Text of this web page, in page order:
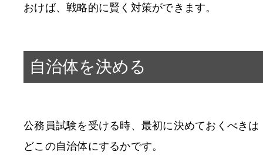
おけば、戦略的に賢く対策ができます。
自治体を決める
公務員試験を受ける時、最初に決めておくべきは
どこの自治体にするかです。